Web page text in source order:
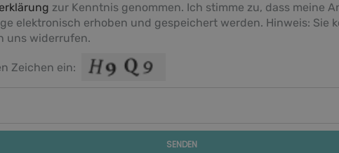
zur Kenntnis genommen. Ich stimme zu, dass meine
elektronisch erhoben und gespeichert werden. Hinweis: Sie
uns widerrufen.
Zeichen ein:
SENDEN